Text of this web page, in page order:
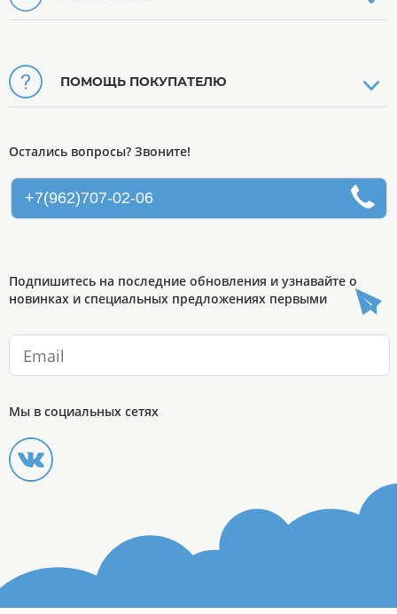
ПОМОЩЬ ПОКУПАТЕЛЮ
Остались вопросы? Звоните!
+7(962)707-02-06
Подпишитесь на последние обновления и узнавайте о
новинках и специальных предложениях первыми
Мы в социальных сетях